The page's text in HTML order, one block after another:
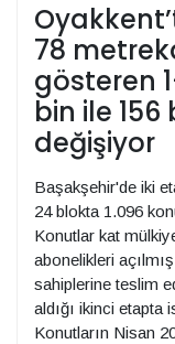
78
gösteren
bin ile
değişiyor
Başakşehir'de iki
24 blokta 1.096
Konutlar kat
abonelikleri
sahiplerine teslim
aldığı ikinci etapta
Konutların Nisan